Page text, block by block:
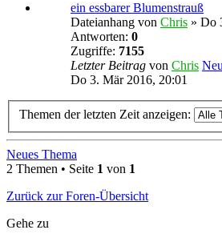
ein essbarer Blumenstrauß
Dateianhang von Chris » Do
Antworten: 0
Zugriffe: 7155
Letzter Beitrag von Chris
Do 3. Mär 2016, 20:01
Themen der letzten Zeit anzeigen:
Neues Thema
2 Themen • Seite 1 von 1
Zurück zur Foren-Übersicht
Gehe zu